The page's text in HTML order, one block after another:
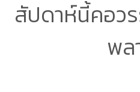
สัปดาห์นี้คอว
พล